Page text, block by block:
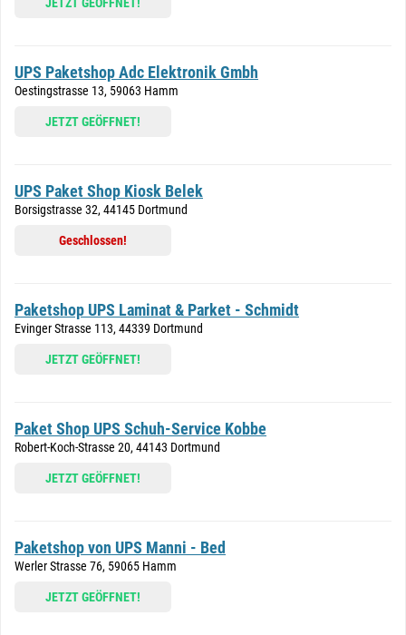
UPS Paketshop Adc Elektronik Gmbh
Oestingstrasse 13, 59063 Hamm
JETZT GEÖFFNET!
UPS Paket Shop Kiosk Belek
Borsigstrasse 32, 44145 Dortmund
Geschlossen!
Paketshop UPS Laminat & Parket - Schmidt
Evinger Strasse 113, 44339 Dortmund
JETZT GEÖFFNET!
Paket Shop UPS Schuh-Service Kobbe
Robert-Koch-Strasse 20, 44143 Dortmund
JETZT GEÖFFNET!
Paketshop von UPS Manni - Bed
Werler Strasse 76, 59065 Hamm
JETZT GEÖFFNET!